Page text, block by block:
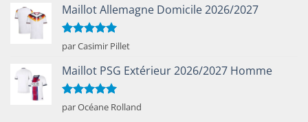
Maillot Allemagne Domicile 2026/2027
Note5sur
5
par Casimir Pillet
Maillot PSG Extérieur 2026/2027 Homme
Note5sur
5
par Océane Rolland